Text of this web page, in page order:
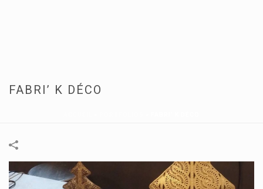
FABRI’ K DÉCO